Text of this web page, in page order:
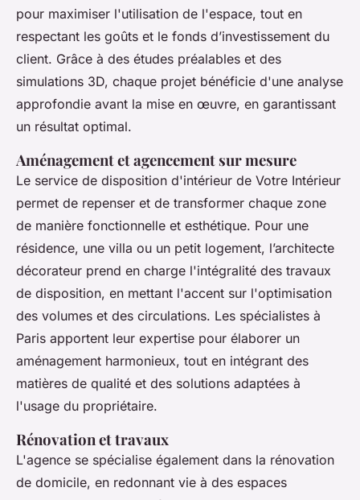
pour maximiser l'utilisation de l'espace, tout en
respectant les goûts et le fonds d’investissement du
client. Grâce à des études préalables et des
simulations 3D, chaque projet bénéficie d'une analyse
approfondie avant la mise en œuvre, en garantissant
un résultat optimal.
Aménagement et agencement sur mesure
Le service de disposition d'intérieur de Votre Intérieur
permet de repenser et de transformer chaque zone
de manière fonctionnelle et esthétique. Pour une
résidence, une villa ou un petit logement, l’architecte
décorateur prend en charge l'intégralité des travaux
de disposition, en mettant l'accent sur l'optimisation
des volumes et des circulations. Les spécialistes à
Paris apportent leur expertise pour élaborer un
aménagement harmonieux, tout en intégrant des
matières de qualité et des solutions adaptées à
l'usage du propriétaire.
Rénovation et travaux
L'agence se spécialise également dans la rénovation
de domicile, en redonnant vie à des espaces